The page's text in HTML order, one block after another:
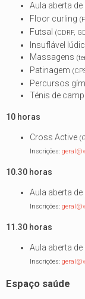
Aula aberta de
Floor curling
Futsal (CDRF,
Insuflável
Massagens
Patinagem
Percursos
Ténis de
10 horas
Cross Active
Inscrições:
10.30 horas
Aula aberta de
Inscrições:
11.30 horas
Aula aberta
Inscrições:
Espaço saúde